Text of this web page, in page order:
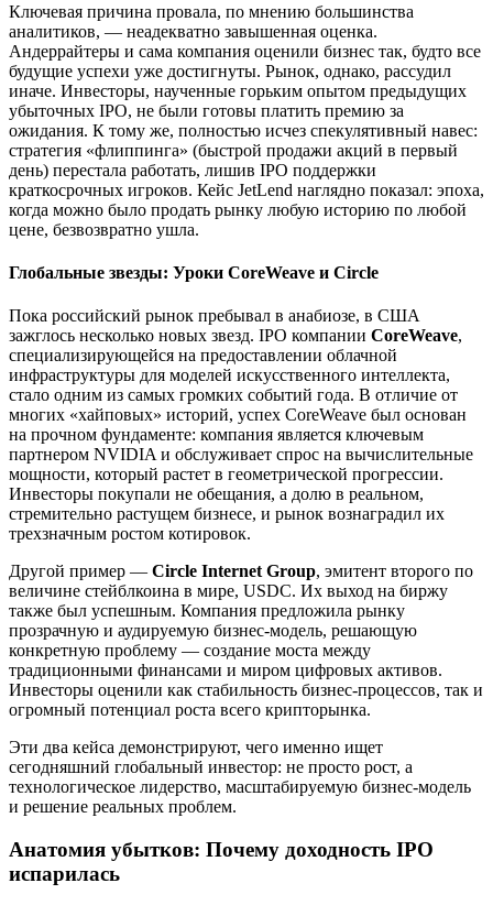
Ключевая причина провала, по мнению большинства
аналитиков, — неадекватно завышенная оценка.
Андеррайтеры и сама компания оценили бизнес так, будто все
будущие успехи уже достигнуты. Рынок, однако, рассудил
иначе. Инвесторы, наученные горьким опытом предыдущих
убыточных IPO, не были готовы платить премию за
ожидания. К тому же, полностью исчез спекулятивный навес:
стратегия «флиппинга» (быстрой продажи акций в первый
день) перестала работать, лишив IPO поддержки
краткосрочных игроков. Кейс JetLend наглядно показал: эпоха,
когда можно было продать рынку любую историю по любой
цене, безвозвратно ушла.
Глобальные звезды: Уроки CoreWeave и Circle
Пока российский рынок пребывал в анабиозе, в США
зажглось несколько новых звезд. IPO компании CoreWeave,
специализирующейся на предоставлении облачной
инфраструктуры для моделей искусственного интеллекта,
стало одним из самых громких событий года. В отличие от
многих «хайповых» историй, успех CoreWeave был основан
на прочном фундаменте: компания является ключевым
партнером NVIDIA и обслуживает спрос на вычислительные
мощности, который растет в геометрической прогрессии.
Инвесторы покупали не обещания, а долю в реальном,
стремительно растущем бизнесе, и рынок вознаградил их
трехзначным ростом котировок.
Другой пример — Circle Internet Group, эмитент второго по
величине стейблкоина в мире, USDC. Их выход на биржу
также был успешным. Компания предложила рынку
прозрачную и аудируемую бизнес-модель, решающую
конкретную проблему — создание моста между
традиционными финансами и миром цифровых активов.
Инвесторы оценили как стабильность бизнес-процессов, так и
огромный потенциал роста всего крипторынка.
Эти два кейса демонстрируют, чего именно ищет
сегодняшний глобальный инвестор: не просто рост, а
технологическое лидерство, масштабируемую бизнес-модель
и решение реальных проблем.
Анатомия убытков: Почему доходность IPO
испарилась